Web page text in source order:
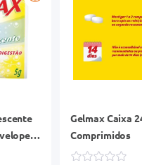
Gelmax Caixa
Comprimidos